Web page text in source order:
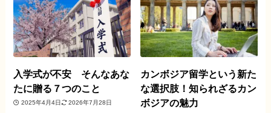
入学式が不安 そんなあな
たに贈る７つのこと
2025年4月4日 2026年7月28日
カンボジア留学という新た
な選択肢！知られざるカン
ボジアの魅力